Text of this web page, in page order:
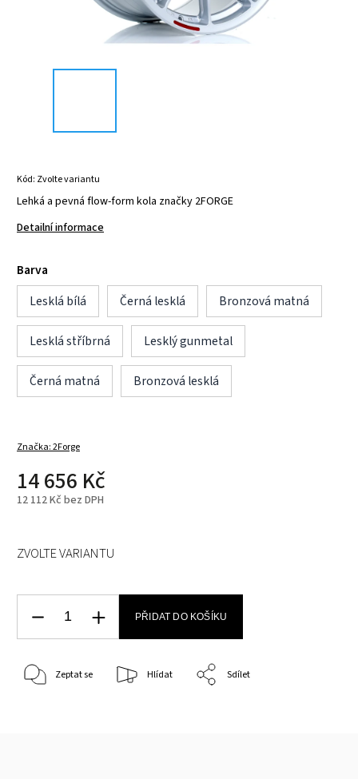
Kód: Zvolte variantu
Lehká a pevná flow-form kola značky 2FORGE
Detailní informace
Barva
Lesklá bílá
Černá lesklá Bronzová matná
Lesklá stříbrná Lesklý gunmetal
Černá matná Bronzová lesklá
Značka:2Forge
14 656 Kč
12 112 Kč bez DPH
ZVOLTE VARIANTU
PŘIDAT DO KOŠÍKU
Zeptat se Hlídat Sdílet